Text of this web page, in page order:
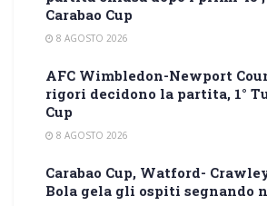
Carabao Cup
8 AGOSTO 2026
AFC Wimbledon-Newport
rigori decidono la partita, 1°
Cup
8 AGOSTO 2026
Carabao Cup, Watford-
Bola gela gli ospiti segnando